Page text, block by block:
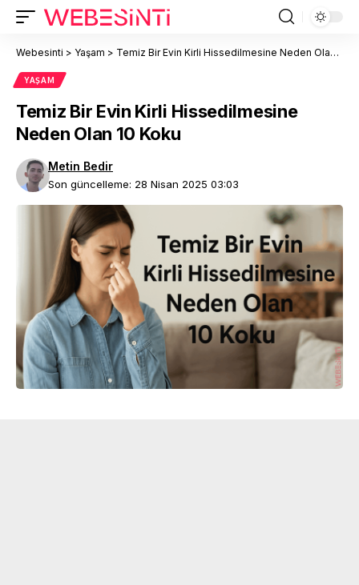
Webesinti > Yaşam > Temiz Bir Evin Kirli Hissedilmesine Neden Olan 10 Koku
YAŞAM
Temiz Bir Evin Kirli Hissedilmesine
Neden Olan 10 Koku
Son güncelleme: 28 Nisan 2025 03:03
Metin Bedir